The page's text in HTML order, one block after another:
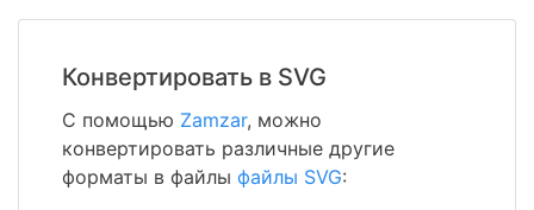
Конвертировать в SVG
С помощью Zamzar, можно
конвертировать различные другие
форматы в файлы файлы SVG: